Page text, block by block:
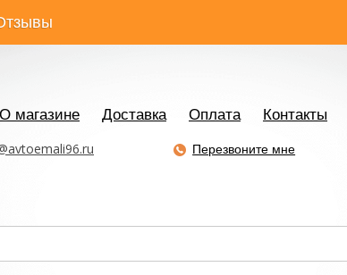
О магазине Доставка Оплата
Контакты
Перезвоните мне